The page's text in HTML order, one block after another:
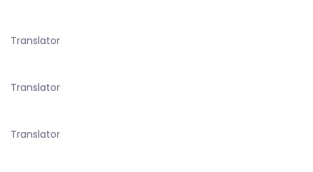
Translator
Translator
Translator